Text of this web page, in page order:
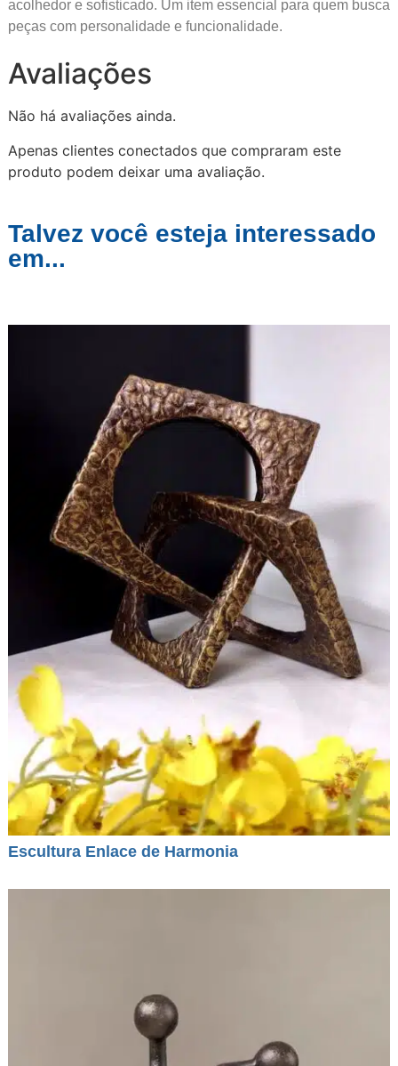
acolhedor e sofisticado. Um item essencial para quem busca
peças com personalidade e funcionalidade.
Avaliações
Não há avaliações ainda.
Apenas clientes conectados que compraram este
produto podem deixar uma avaliação.
Talvez você esteja interessado
em...
Escultura Enlace de Harmonia